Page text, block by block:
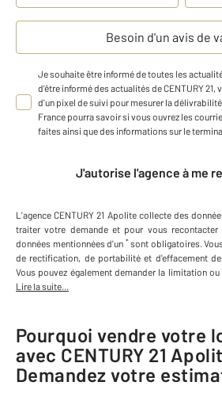
Besoin d'un avis de
Je souhaite être informé de toutes les
d'être informé des actualités de CENTURY
d'un pixel de suivi pour mesurer la délivrabilité
France pourra savoir si vous ouvrez les
faites ainsi que des informations sur le
J'autorise l'agence à me
L'agence CENTURY 21 Apolite collecte des
traiter votre demande et pour vous
données mentionnées d'un * sont obligatoires.
de rectification, de portabilité et d'effacement
Vous pouvez également demander la limitation
Lire la suite...
Pourquoi vendre votre
avec CENTURY 21
Demandez votre